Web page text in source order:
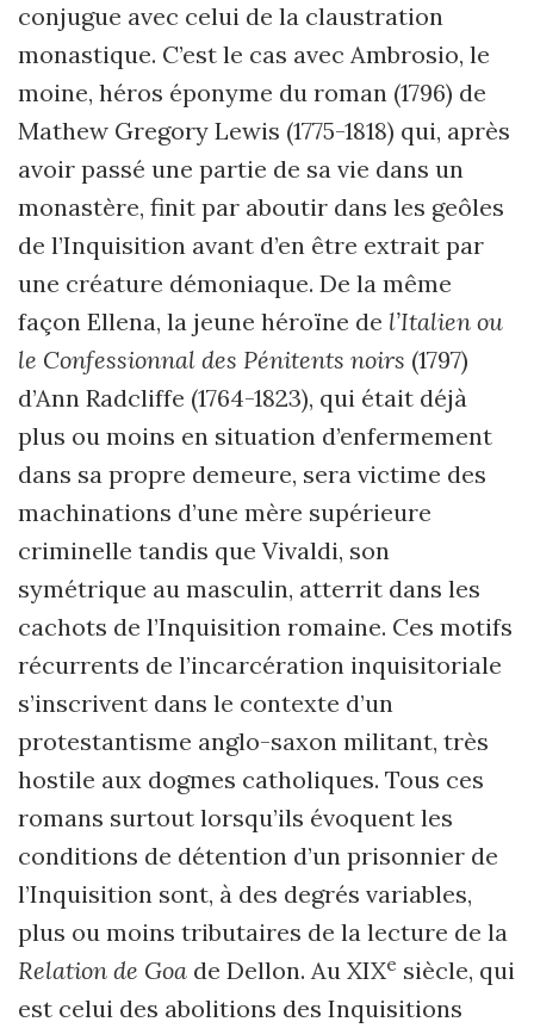
conjugue avec celui de la claustration
monastique. C’est le cas avec Ambrosio, le
moine, héros éponyme du roman (1796) de
Mathew Gregory Lewis (1775-1818) qui, après
avoir passé une partie de sa vie dans un
monastère, finit par aboutir dans les geôles
de l’Inquisition avant d’en être extrait par
une créature démoniaque. De la même
façon Ellena, la jeune héroïne de l’Italien ou
le Confessionnal des Pénitents noirs (1797)
d’Ann Radcliffe (1764-1823), qui était déjà
plus ou moins en situation d’enfermement
dans sa propre demeure, sera victime des
machinations d’une mère supérieure
criminelle tandis que Vivaldi, son
symétrique au masculin, atterrit dans les
cachots de l’Inquisition romaine. Ces motifs
récurrents de l’incarcération inquisitoriale
s’inscrivent dans le contexte d’un
protestantisme anglo-saxon militant, très
hostile aux dogmes catholiques. Tous ces
romans surtout lorsqu’ils évoquent les
conditions de détention d’un prisonnier de
l’Inquisition sont, à des degrés variables,
plus ou moins tributaires de la lecture de la
Relation de Goa de Dellon. Au XIXe siècle, qui
est celui des abolitions des Inquisitions